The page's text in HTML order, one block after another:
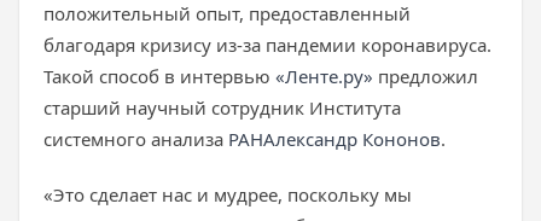
положительный опыт, предоставленный
благодаря кризису из-за пандемии коронавируса.
Такой способ в интервью «Ленте.ру» предложил
старший научный сотрудник Института
системного анализа РАНАлександр Кононов.
«Это сделает нас и мудрее, поскольку мы